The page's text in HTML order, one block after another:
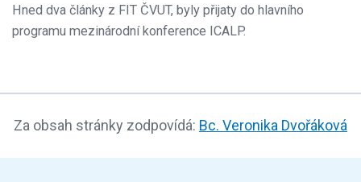
Hned dva články z FIT ČVUT, byly přijaty do hlavního
programu mezinárodní konference ICALP.
Za obsah stránky zodpovídá: Bc. Veronika Dvořáková